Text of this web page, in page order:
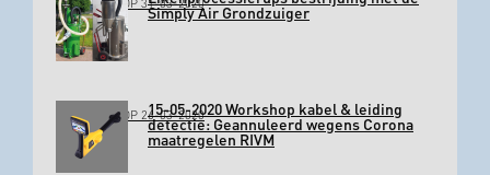
GEPLAATST OP 31-03-2020Simply Air Grondzuiger
GEPLAATST OP 26-03-202015-05-2020 Workshop kabel & leiding
detectie: Geannuleerd wegens Corona
maatregelen RIVM